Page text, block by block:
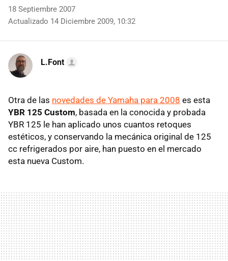
18 Septiembre 2007
Actualizado 14 Diciembre 2009, 10:32
L.Font
Otra de las novedades de Yamaha para 2008 es esta
YBR 125 Custom, basada en la conocida y probada
YBR 125 le han aplicado unos cuantos retoques
estéticos, y conservando la mecánica original de 125
cc refrigerados por aire, han puesto en el mercado
esta nueva Custom.